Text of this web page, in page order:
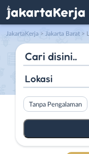
JakartaKerja > Jakarta Barat >
Lokasi
Tanpa Pengalaman